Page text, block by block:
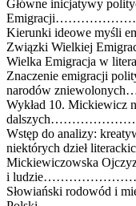
Główne inicjatywy
Kierunki ideowe
Związki Wielkiej
Wielka Emigracja w
Znaczenie emigracji
narodów
Wykład 10. Mickiewicz
Wstęp do analizy:
niektórych dzieł
Mickiewiczowska
i
Słowiański rodowód i